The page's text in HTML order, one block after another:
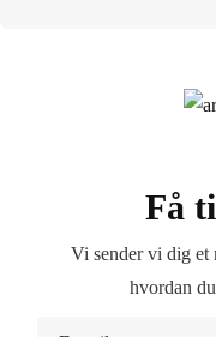
Få
Vi sender vi dig et
hvordan